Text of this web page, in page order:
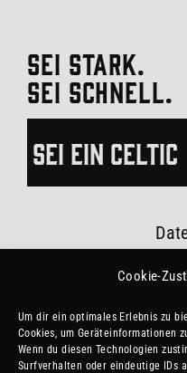
Cookie-
Um dir ein optimales Erlebnis zu
Cookies, um Geräteinformationen
Wenn du diesen Technologien
Surfverhalten oder eindeutige IDs
SEI STARK.
SEI SCHNELL.
SEI EIN CELTIC